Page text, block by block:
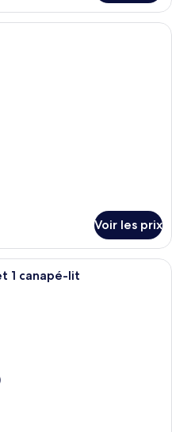
Une chambre d’hôtel moderne
Voir les prix
Une chambre d’hôtel moderne
1 canapé-lit